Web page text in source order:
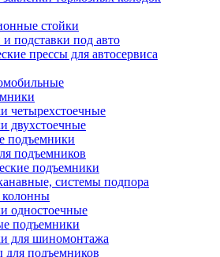
стойки
подставки под авто
прессы для автосервиса
четырехстоечные
двухстоечные
подъемники
подъемников
подъемники
системы подпора
одностоечные
подъемники
для шиномонтажа
для подъемников